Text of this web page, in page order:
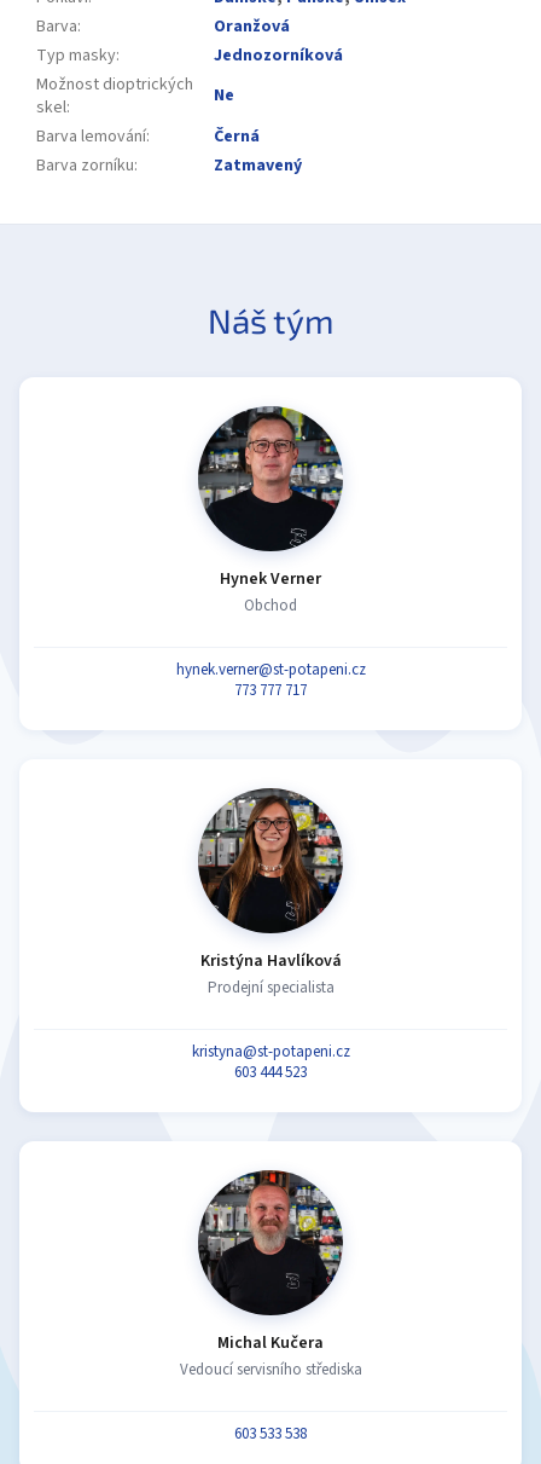
Barva:
Oranžová
Typ masky:
Jednozorníková
Možnost dioptrických
skel:
Ne
Barva lemování:
Černá
Barva zorníku: Zatmavený
Náš tým
Hynek Verner
Obchod
hynek.verner@st-potapeni.cz
773 777 717
Kristýna Havlíková
Prodejní specialista
kristyna@st-potapeni.cz
603 444 523
Michal Kučera
Vedoucí servisního střediska
603 533 538